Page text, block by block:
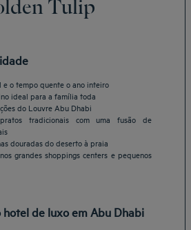
o tempo quente o ano inteiro
ideal para a família toda
do Louvre Abu Dhabi
tradicionais com uma fusão de
douradas do deserto à praia
grandes shoppings centers e pequenos
hotel de luxo em Abu Dhabi